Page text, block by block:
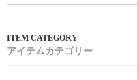
アイテムカテゴリー